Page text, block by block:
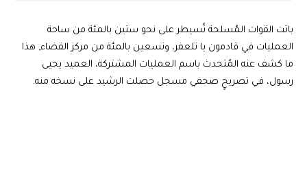
باتت القوات المُسلحة تُسيطر على نحو ستين بالمئة من ساحة
العمليات في قادمون يا تلعفر، وتسعين بالمئة من مركز القضاء, هذا
ما كشف عنه المُتحدث باسم العمليات المشتركة، العميد يحيى
رسول، في تصريحٍ صحفي مسجل حصلت الرشيد على نسخه منه.